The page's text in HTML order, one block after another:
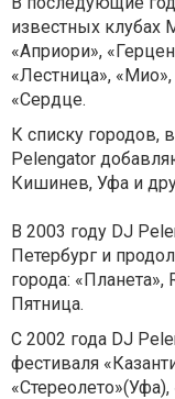
известных клубах
«Априори»,
«Лестница»,
«Сердце.
К списку городов,
Pelengator
Кишинев, Уфа и
В 2003 году DJ
Петербург и
города: «Планета»,
Пятница.
С 2002 года DJ
фестиваля